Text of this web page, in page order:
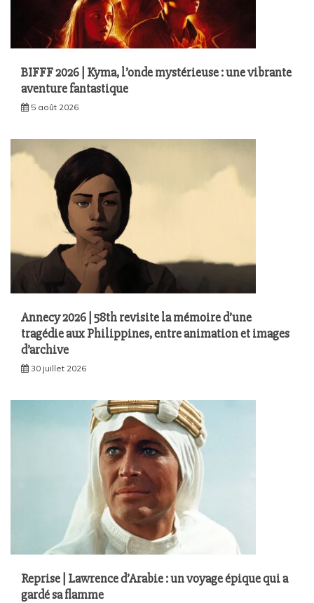
BIFFF 2026 | Kyma, l’onde mystérieuse : une vibrante
aventure fantastique
5 août 2026
Annecy 2026 | 58th revisite la mémoire d’une
tragédie aux Philippines, entre animation et images
d’archive
30 juillet 2026
Reprise | Lawrence d’Arabie : un voyage épique qui a
gardé sa flamme